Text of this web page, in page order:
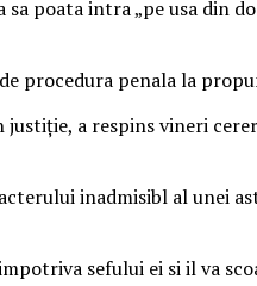
poata intra „pe usa din
procedura penala la
a respins vineri
inadmisibl al unei
sefului ei si il va